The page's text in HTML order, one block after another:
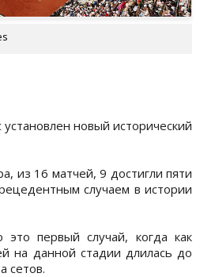
новый исторический
из 16 матчей, 9 достигли пяти
случаем в истории
это первый случай, когда как
на данной стадии длилась до
сетов.